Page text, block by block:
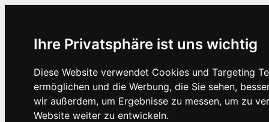
Ihre Privatsphäre ist uns wichtig
Diese Website verwendet Cookies und Targeting
ermöglichen und die Werbung, die Sie sehen,
wir außerdem, um Ergebnisse zu messen, um zu
Website weiter zu entwickeln.